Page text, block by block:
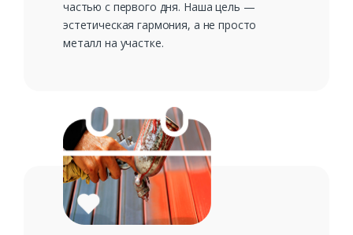
Ваше имя*
Ваш телефон*
Комментарий к заказу
частью с первого дня. Наша цель —
эстетическая гармония, а не просто
металл на участке.